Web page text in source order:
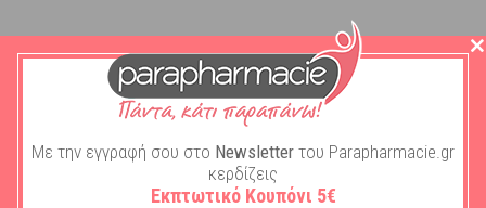
Περιγραφή
Εμπλουτισμένο με θρεπτικά ενεργά συστατικά
Με την εγγραφή σου στο Newsletter του Parapharmacie.gr
κερδίζεις
Εκπτωτικό Κουπόνι 5€